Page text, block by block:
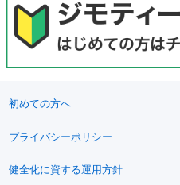
初めての方へ
プライバシーポリシー
健全化に資する運用方針